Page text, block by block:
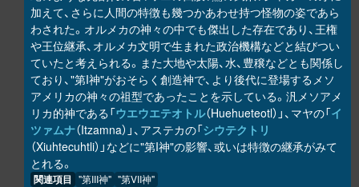
加えて、さらに人間の特徴も幾つかあわせ持つ怪物の姿であら
わされた。オルメカの神々の中でも傑出した存在であり、王権
や王位継承、オルメカ文明で生まれた政治機構などと結びつい
ていたと考えられる。また大地や太陽、水、豊穣などとも関係し
ており、"第I神"がおそらく創造神で、より後代に登場するメソ
アメリカの神々の祖型であったことを示している。汎メソアメ
リカ的神である「ウエウエテオトル（Huehueteotl）」、マヤの「イ
ツァムナ（Itzamna）」、アステカの「シウテクトリ
（Xiuhtecuhtli）」などに"第I神"の影響、或いは特徴の継承がみて
とれる。
関連項目 "第III神" "第VII神"